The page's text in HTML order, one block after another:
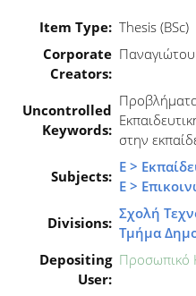
Item Type: Thesis (BSc)
Corporate
Creators:
Uncontrolled
Keywords:
Προβλήματα
στην
Subjects:
Ε >
Ε >
Divisions:
Σχολή
Τμήμα
Depositing
User:
Προσωπικό